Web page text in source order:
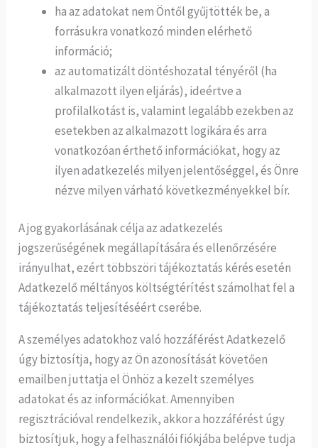
ha az adatokat nem Öntől gyűjtötték be, a
forrásukra vonatkozó minden elérhető
információ;
az automatizált döntéshozatal tényéről (ha
alkalmazott ilyen eljárás), ideértve a
profilalkotást is, valamint legalább ezekben az
esetekben az alkalmazott logikára és arra
vonatkozóan érthető információkat, hogy az
ilyen adatkezelés milyen jelentőséggel, és Önre
nézve milyen várható következményekkel bír.
A jog gyakorlásának célja az adatkezelés
jogszerűségének megállapítására és ellenőrzésére
irányulhat, ezért többszöri tájékoztatás kérés esetén
Adatkezelő méltányos költségtérítést számolhat fel a
tájékoztatás teljesítéséért cserébe.
A személyes adatokhoz való hozzáférést Adatkezelő
úgy biztosítja, hogy az Ön azonosítását követően
emailben juttatja el Önhöz a kezelt személyes
adatokat és az információkat. Amennyiben
regisztrációval rendelkezik, akkor a hozzáférést úgy
biztosítjuk, hogy a felhasználói fiókjába belépve tudja